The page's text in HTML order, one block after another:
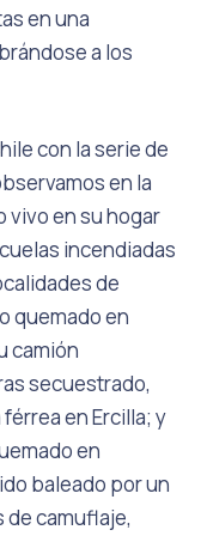
en una
a los
con la serie de
en la
vivo en su hogar
incendiadas
de
quemado en
camión
secuestrado,
en Ercilla; y
en
baleado por un
camuflaje,